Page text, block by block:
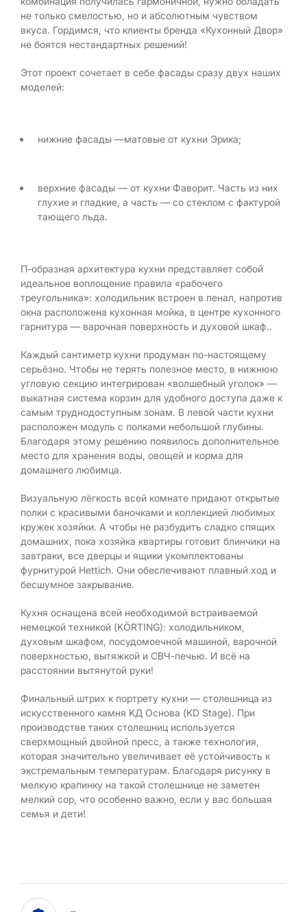
не только смелостью, но и абсолютным чувством
вкуса. Гордимся, что клиенты бренда «Кухонный Двор»
не боятся нестандартных решений!
Этот проект сочетает в себе фасады сразу двух наших
моделей:
нижние фасады —матовые от кухни Эрика;
верхние фасады — от кухни Фаворит. Часть из них
глухие и гладкие, а часть — со стеклом с фактурой
тающего льда.
П-образная архитектура кухни представляет собой
идеальное воплощение правила «рабочего
треугольника»: холодильник встроен в пенал, напротив
окна расположена кухонная мойка, в центре кухонного
гарнитура — варочная поверхность и духовой шкаф..
Каждый сантиметр кухни продуман по-настоящему
серьёзно. Чтобы не терять полезное место, в нижнюю
угловую секцию интегрирован «волшебный уголок» —
выкатная система корзин для удобного доступа даже к
самым труднодоступным зонам. В левой части кухни
расположен модуль с полками небольшой глубины.
Благодаря этому решению появилось дополнительное
место для хранения воды, овощей и корма для
домашнего любимца.
Визуальную лёгкость всей комнате придают открытые
полки с красивыми баночками и коллекцией любимых
кружек хозяйки. А чтобы не разбудить сладко спящих
домашних, пока хозяйка квартиры готовит блинчики на
завтраки, все дверцы и ящики укомплектованы
фурнитурой Hettich. Они обеспечивают плавный ход и
бесшумное закрывание.
Кухня оснащена всей необходимой встраиваемой
немецкой техникой (KÖRTING): холодильником,
духовым шкафом, посудомоечной машиной, варочной
поверхностью, вытяжкой и СВЧ-печью. И всё на
расстоянии вытянутой руки!
Финальный штрих к портрету кухни — столешница из
искусственного камня KД Основа (KD Stage). При
производстве таких столешниц используется
сверхмощный двойной пресс, а также технология,
которая значительно увеличивает её устойчивость к
экстремальным температурам. Благодаря рисунку в
мелкую крапинку на такой столешнице не заметен
мелкий сор, что особенно важно, если у вас большая
семья и дети!